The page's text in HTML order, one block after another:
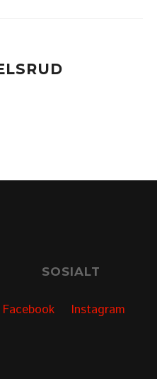
SOSIALT
Facebook Instagram